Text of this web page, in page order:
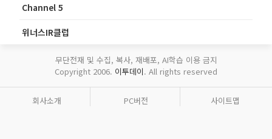
Channel 5
위너스IR클럽
무단전재 및 수집, 복사, 재배포, AI학습 이용 금지
Copyright 2006. 이투데이. All rights reserved
회사소개 PC버전 사이트맵